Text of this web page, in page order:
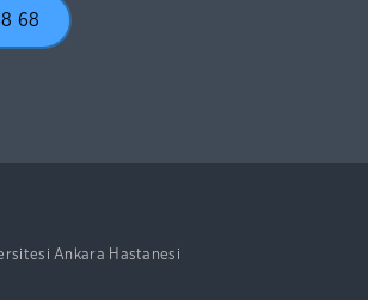
68
Ankara Hastanesi